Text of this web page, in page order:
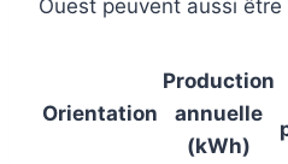
Ouest peuvent aussi
Orientation
Production
annuelle
(kWh)